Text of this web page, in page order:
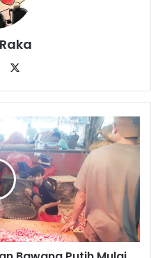
Facebook